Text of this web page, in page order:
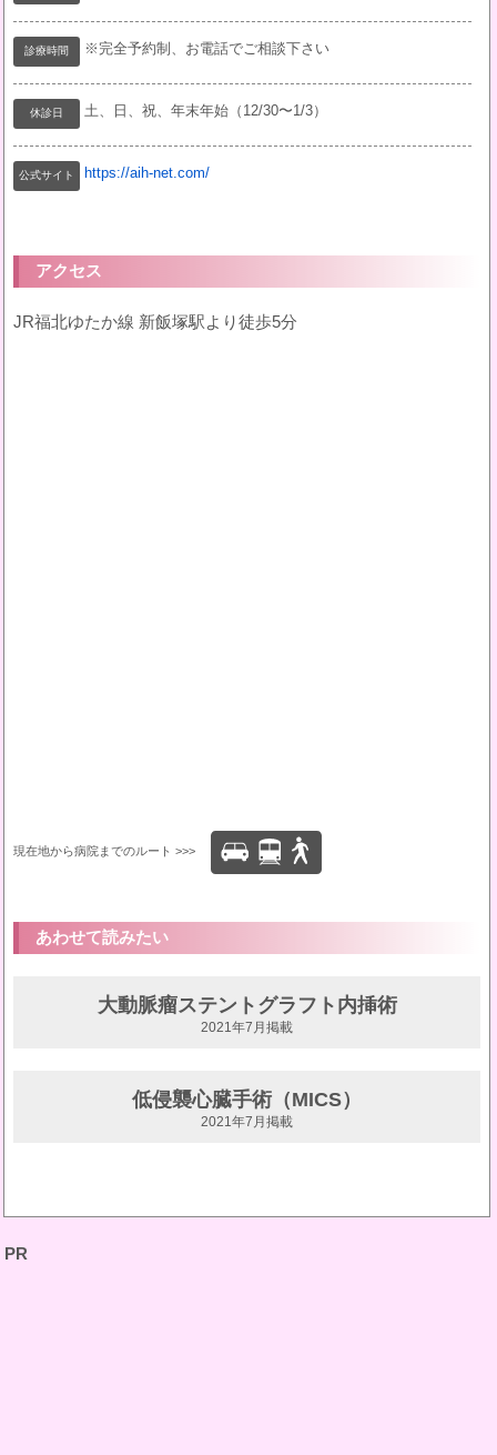
診療時間 ※完全予約制、お電話でご相談下さい
休診日 土、日、祝、年末年始（12/30〜1/3）
公式サイト https://aih-net.com/
アクセス
JR福北ゆたか線 新飯塚駅より徒歩5分
現在地から病院までのルート >>>
あわせて読みたい
大動脈瘤ステントグラフト内挿術
2021年7月掲載
低侵襲心臓手術（MICS）
2021年7月掲載
PR